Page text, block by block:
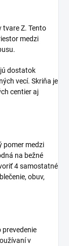
tvare Z. Tento
medzi
dostatok
vecí. Skriňa je
centier aj
pomer medzi
na bežné
4 samostatné
obuv,
v